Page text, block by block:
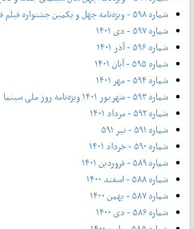
شماره ۵۹۸ - ویژه‌نامه چهل و یکمین جشنواره فیلم فجر
شماره ۵۹۷ - دی ۱۴۰۱
شماره ۵۹۶ - آذر ۱۴۰۱
شماره ۵۹۵ - آبان ۱۴۰۱
شماره ۵۹۴ - مهر ۱۴۰۱
شماره ۵۹۳ - شهریور ۱۴۰۱ ویژه‌نامه روز ملی سینما
شماره ۵۹۲ - مرداد ۱۴۰۱
شماره ۵۹۱ - تیر ۵۹۱
شماره ۵۹۰ - خرداد ۱۴۰۱
شماره ۵۸۹ - فروردین ۱۴۰۱
شماره ۵۸۸ - اسفند ۱۴۰۰
شماره ۵۸۷ - بهمن ۱۴۰۰
شماره ۵۸۶ - دی ۱۴۰۰